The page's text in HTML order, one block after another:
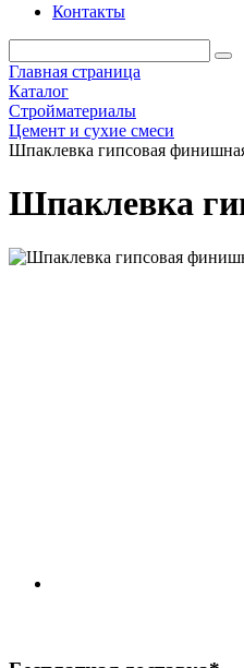
Контакты
Главная страница
Каталог
Стройматериалы
Цемент и сухие смеси
Шпаклевка гипсовая
Шпаклевка